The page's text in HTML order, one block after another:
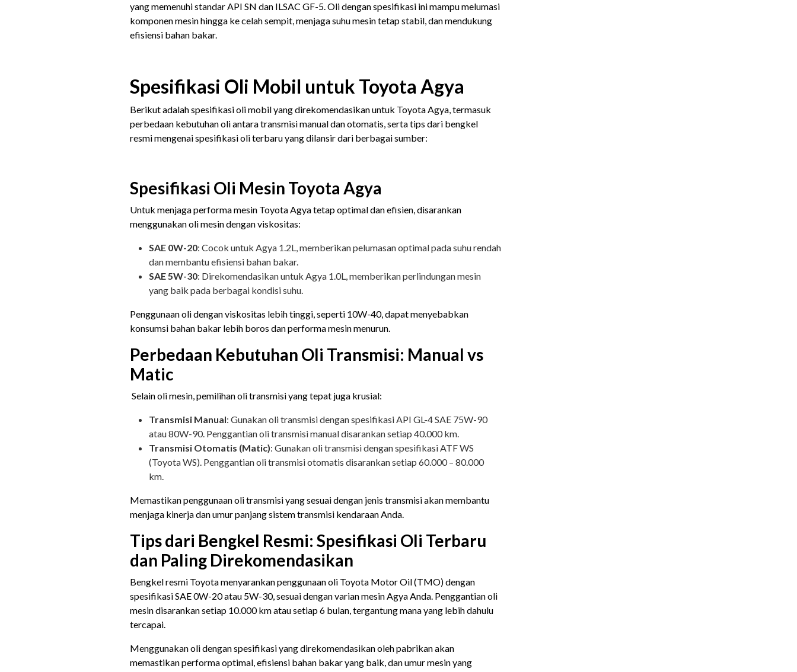
yang memenuhi standar API SN dan ILSAC GF-5. Oli dengan spesifikasi ini mampu melumasi
komponen mesin hingga ke celah sempit, menjaga suhu mesin tetap stabil, dan mendukung
efisiensi bahan bakar.
Spesifikasi Oli Mobil untuk Toyota Agya
Berikut adalah spesifikasi oli mobil yang direkomendasikan untuk Toyota Agya, termasuk
perbedaan kebutuhan oli antara transmisi manual dan otomatis, serta tips dari bengkel
resmi mengenai spesifikasi oli terbaru yang dilansir dari berbagai sumber:
Spesifikasi Oli Mesin Toyota Agya
Untuk menjaga performa mesin Toyota Agya tetap optimal dan efisien, disarankan
menggunakan oli mesin dengan viskositas:​
SAE 0W-20: Cocok untuk Agya 1.2L, memberikan pelumasan optimal pada suhu rendah
dan membantu efisiensi bahan bakar.
SAE 5W-30: Direkomendasikan untuk Agya 1.0L, memberikan perlindungan mesin
yang baik pada berbagai kondisi suhu.​
Penggunaan oli dengan viskositas lebih tinggi, seperti 10W-40, dapat menyebabkan
konsumsi bahan bakar lebih boros dan performa mesin menurun. ​
Perbedaan Kebutuhan Oli Transmisi: Manual vs
Matic
Selain oli mesin, pemilihan oli transmisi yang tepat juga krusial:​
Transmisi Manual: Gunakan oli transmisi dengan spesifikasi API GL-4 SAE 75W-90
atau 80W-90. Penggantian oli transmisi manual disarankan setiap 40.000 km.
Transmisi Otomatis (Matic): Gunakan oli transmisi dengan spesifikasi ATF WS
(Toyota WS). Penggantian oli transmisi otomatis disarankan setiap 60.000 – 80.000
km.
Memastikan penggunaan oli transmisi yang sesuai dengan jenis transmisi akan membantu
menjaga kinerja dan umur panjang sistem transmisi kendaraan Anda.​
Tips dari Bengkel Resmi: Spesifikasi Oli Terbaru
dan Paling Direkomendasikan
Bengkel resmi Toyota menyarankan penggunaan oli Toyota Motor Oil (TMO) dengan
spesifikasi SAE 0W-20 atau 5W-30, sesuai dengan varian mesin Agya Anda. Penggantian oli
mesin disarankan setiap 10.000 km atau setiap 6 bulan, tergantung mana yang lebih dahulu
tercapai. ​
Menggunakan oli dengan spesifikasi yang direkomendasikan oleh pabrikan akan
memastikan performa optimal, efisiensi bahan bakar yang baik, dan umur mesin yang